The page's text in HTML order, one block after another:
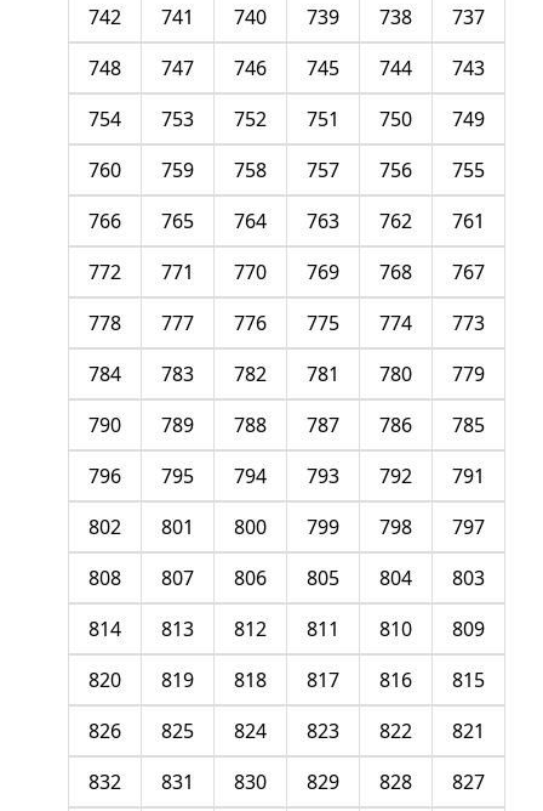
737
738
739
740
741
742
743
744
745
746
747
748
749
750
751
752
753
754
755
756
757
758
759
760
761
762
763
764
765
766
767
768
769
770
771
772
773
774
775
776
777
778
779
780
781
782
783
784
785
786
787
788
789
790
791
792
793
794
795
796
797
798
799
800
801
802
803
804
805
806
807
808
809
810
811
812
813
814
815
816
817
818
819
820
821
822
823
824
825
826
827
828
829
830
831
832